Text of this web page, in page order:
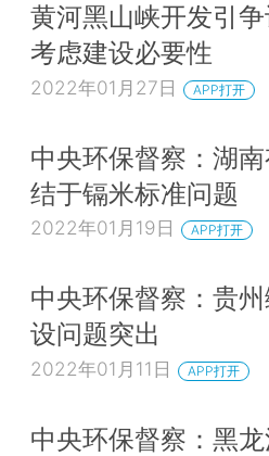
黄河黑山峡开发引
考虑建设必要性
2022年01月27日 APP打开
中央环保督察：湖
结于镉米标准问题
2022年01月19日 APP打开
中央环保督察：贵
设问题突出
2022年01月11日 APP打开
中央环保督察：黑